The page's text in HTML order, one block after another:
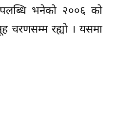
भनेको २००६ को
चरणसम्म रह्यो । यसमा